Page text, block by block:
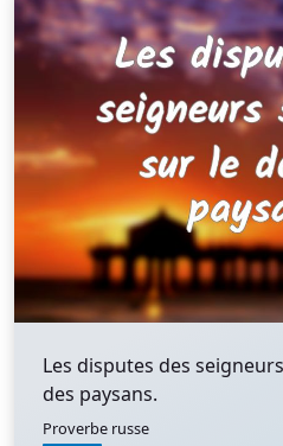
Les disputes des
des paysans.
Proverbe russe